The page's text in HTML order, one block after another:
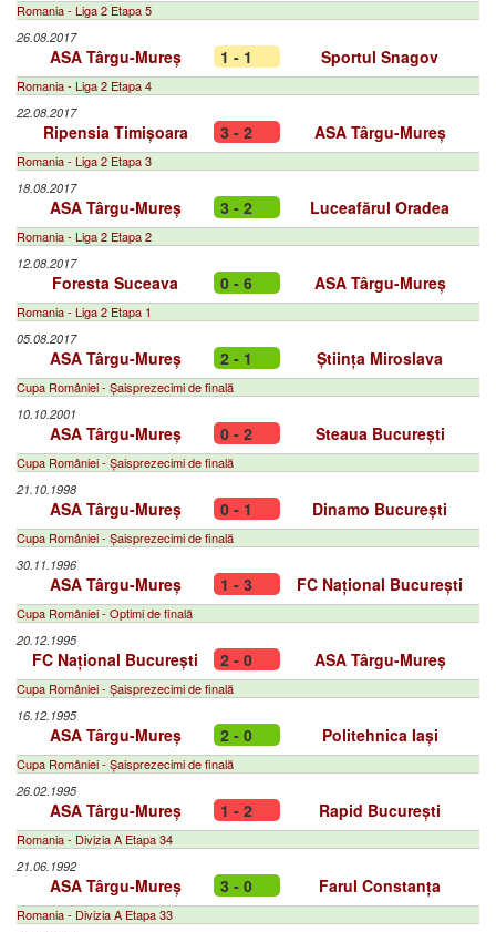
Romania - Liga 2 Etapa 5
26.08.2017
ASA Târgu-Mureș 1 - 1 Sportul Snagov
Romania - Liga 2 Etapa 4
22.08.2017
Ripensia Timișoara 3 - 2 ASA Târgu-Mureș
Romania - Liga 2 Etapa 3
18.08.2017
ASA Târgu-Mureș 3 - 2 Luceafărul Oradea
Romania - Liga 2 Etapa 2
12.08.2017
Foresta Suceava 0 - 6 ASA Târgu-Mureș
Romania - Liga 2 Etapa 1
05.08.2017
ASA Târgu-Mureș 2 - 1 Știința Miroslava
Cupa României - Șaisprezecimi de finală
10.10.2001
ASA Târgu-Mureș 0 - 2 Steaua București
Cupa României - Șaisprezecimi de finală
21.10.1998
ASA Târgu-Mureș 0 - 1 Dinamo București
Cupa României - Șaisprezecimi de finală
30.11.1996
ASA Târgu-Mureș 1 - 3 FC Național București
Cupa României - Optimi de finală
20.12.1995
FC Național București 2 - 0 ASA Târgu-Mureș
Cupa României - Șaisprezecimi de finală
16.12.1995
ASA Târgu-Mureș 2 - 0 Politehnica Iași
Cupa României - Șaisprezecimi de finală
26.02.1995
ASA Târgu-Mureș 1 - 2 Rapid București
Romania - Divizia A Etapa 34
21.06.1992
ASA Târgu-Mureș 3 - 0 Farul Constanța
Romania - Divizia A Etapa 33